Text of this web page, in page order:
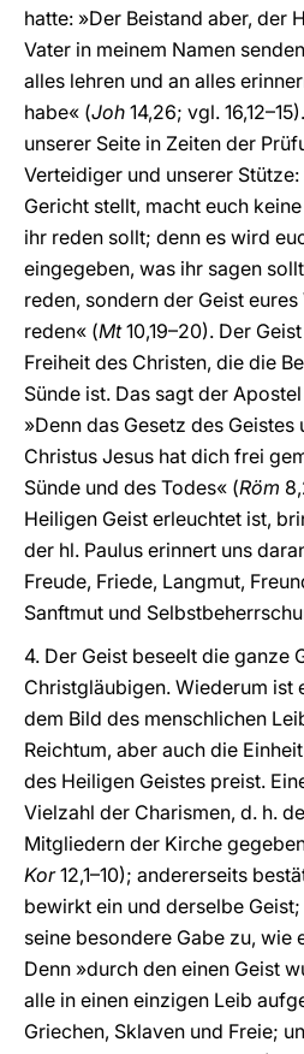
hatte: »Der Beistand aber, der
Vater in meinem Namen
alles lehren und an alles
habe« (Joh 14,26; vgl.
unserer Seite in Zeiten der
Verteidiger und unserer
Gericht stellt, macht euch
ihr reden sollt; denn es wird
eingegeben, was ihr sagen
reden, sondern der Geist
reden« (Mt10,19–20). Der
Freiheit des Christen, die die
Sünde ist. Das sagt der
»Denn das Gesetz des Geistes
Christus Jesus hat dich frei
Sünde und des Todes« (Röm
Heiligen Geist erleuchtet ist,
der hl. Paulus erinnert uns
Freude, Friede, Langmut,
Sanftmut und
4. Der Geist beseelt die ganze
Christgläubigen. Wiederum ist
dem Bild des menschlichen
Reichtum, aber auch die
des Heiligen Geistes preist.
Vielzahl der Charismen, d. h.
Mitgliedern der Kirche
Kor12,1–10); andererseits
bewirkt ein und derselbe
seine besondere Gabe zu, wie
Denn »durch den einen Geist
alle in einen einzigen Leib
Griechen, Sklaven und Freie;